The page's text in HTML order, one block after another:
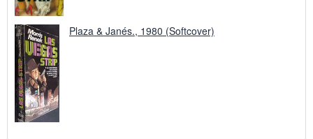
Plaza & Janés., 1980 (Softcover)